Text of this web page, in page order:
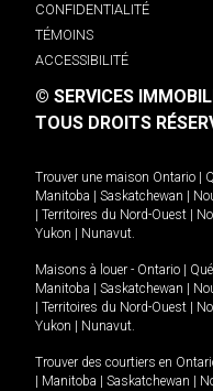
CONFIDENTIALITÉ
TÉMOINS
ACCESSIBILITÉ
© SERVICES
TOUS DROITS
Trouver une maison Ontario
Manitoba
Saskatchewan
Territoires du Nord-Ouest
Yukon
Nunavut.
Maisons à louer - Ontario
Manitoba
Saskatchewan
Territoires du Nord-Ouest
Yukon
Nunavut.
Trouver des courtiers en
Manitoba Saskatchewan